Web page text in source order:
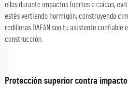
ellas durante impactos fuertes o caídas,
estés vertiendo hormigón, construyendo
rodilleras DAFAN son tu asistente confiable
construcción.
Protección superior contra